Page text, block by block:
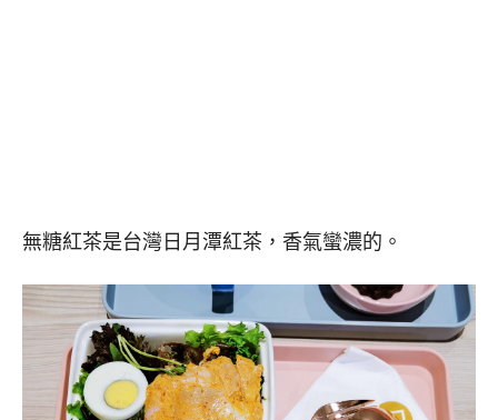
無糖紅茶是台灣日月潭紅茶，香氣蠻濃的。